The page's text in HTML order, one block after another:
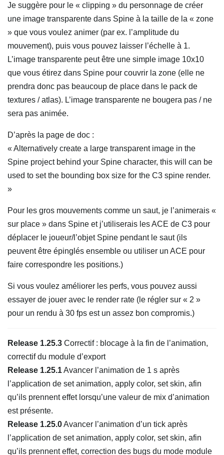
Je suggère pour le « clipping » du personnage de créer
une image transparente dans Spine à la taille de la « zone
» que vous voulez animer (par ex. l’amplitude du
mouvement), puis vous pouvez laisser l’échelle à 1.
L’image transparente peut être une simple image 10x10
que vous étirez dans Spine pour couvrir la zone (elle ne
prendra donc pas beaucoup de place dans le pack de
textures / atlas). L’image transparente ne bougera pas / ne
sera pas animée.
D’après la page de doc :
« Alternatively create a large transparent image in the
Spine project behind your Spine character, this will can be
used to set the bounding box size for the C3 spine render.
»
Pour les gros mouvements comme un saut, je l’animerais «
sur place » dans Spine et j’utiliserais les ACE de C3 pour
déplacer le joueur/l’objet Spine pendant le saut (ils
peuvent être épinglés ensemble ou utiliser un ACE pour
faire correspondre les positions.)
Si vous voulez améliorer les perfs, vous pouvez aussi
essayer de jouer avec le render rate (le régler sur « 2 »
pour un rendu à 30 fps est un assez bon compromis.)
Release 1.25.3 Correctif : blocage à la fin de l’animation,
correctif du module d’export
Release 1.25.1Avancer l’animation de 1 s après
l’application de set animation, apply color, set skin, afin
qu’ils prennent effet lorsqu’une valeur de mix d’animation
est présente.
Release 1.25.0Avancer l’animation d’un tick après
l’application de set animation, apply color, set skin, afin
qu’ils prennent effet, correction des bugs du mode module